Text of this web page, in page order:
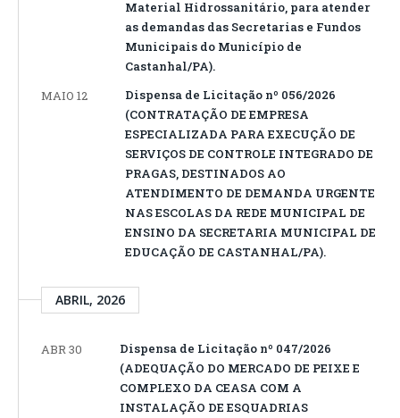
Material Hidrossanitário, para atender
as demandas das Secretarias e Fundos
Municipais do Município de
Castanhal/PA).
MAIO 12
Dispensa de Licitação nº 056/2026
(CONTRATAÇÃO DE EMPRESA
ESPECIALIZADA PARA EXECUÇÃO DE
SERVIÇOS DE CONTROLE INTEGRADO DE
PRAGAS, DESTINADOS AO
ATENDIMENTO DE DEMANDA URGENTE
NAS ESCOLAS DA REDE MUNICIPAL DE
ENSINO DA SECRETARIA MUNICIPAL DE
EDUCAÇÃO DE CASTANHAL/PA).
ABRIL, 2026
ABR 30
Dispensa de Licitação nº 047/2026
(ADEQUAÇÃO DO MERCADO DE PEIXE E
COMPLEXO DA CEASA COM A
INSTALAÇÃO DE ESQUADRIAS